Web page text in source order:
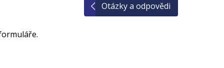
Otázky a odpovědi